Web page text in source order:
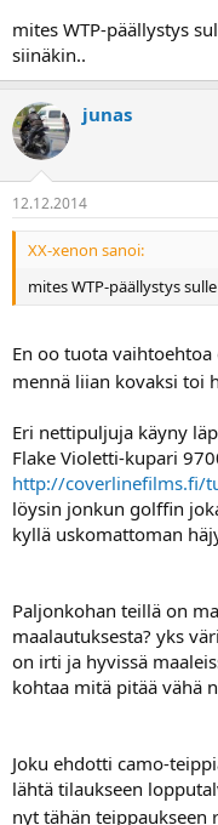
mites WTP-päällystys
siinäkin..
junas
12.12.2014
XX-xenon sanoi:
mites WTP-päällystys
En oo tuota
mennä liian kovaksi toi
Eri nettipuljuja käyny
Flake Violetti-kupari
http://coverlinefilms.fi/
löysin jonkun golffin
kyllä uskomattoman
Paljonkohan teillä on
maalautuksesta? yks
on irti ja hyvissä
kohtaa mitä pitää vähä
Joku ehdotti camo-
lähtä tilaukseen
nyt tähän teippaukseen